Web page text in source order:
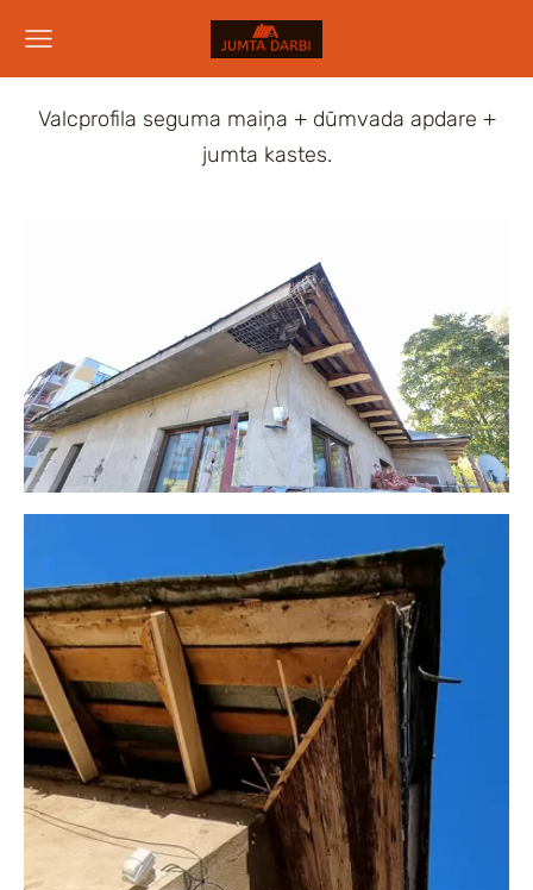
Valcprofila seguma maiņa + dūmvada apdare +
jumta kastes.